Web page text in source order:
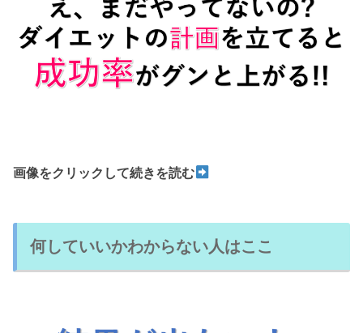
画像をクリックして続きを読む
何していいかわからない人はここ